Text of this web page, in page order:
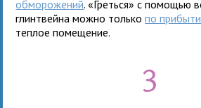
обморожений. «Греться» с помощью
глинтвейна можно толькопо
теплое помещение.
3